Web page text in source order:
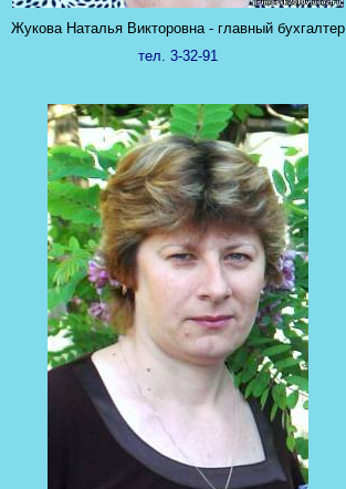
Жукова Наталья Викторовна - главный бухгалтер
тел. 3-32-91